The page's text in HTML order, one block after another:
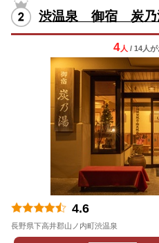
渋温泉 御宿 炭乃
4人 / 14人が
4.6
長野県下高井郡山ノ内町渋温泉